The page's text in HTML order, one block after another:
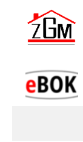
content
eBOK